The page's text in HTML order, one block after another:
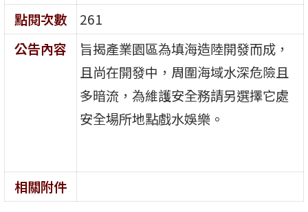
點閱次數
261
公告內容
旨揭產業園區為填海造陸開發而成，
且尚在開發中，周圍海域水深危險且
多暗流，為維護安全務請另選擇它處
安全場所地點戲水娛樂。
相關附件